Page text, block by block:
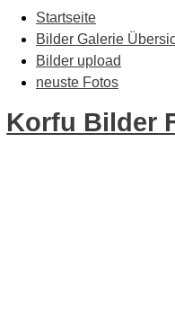
Startseite
Bilder Galerie
Bilder upload
neuste Fotos
Korfu Bilder